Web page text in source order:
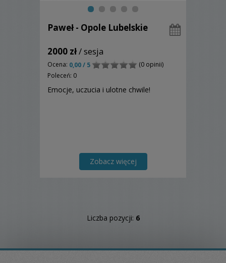
Paweł - Opole Lubelskie
2000 zł/ sesja
Ocena: 0,00 / 5
(0 opinii)
Poleceń: 0
Emocje, uczucia i ulotne chwile!
Zobacz więcej
Liczba pozycji: 6